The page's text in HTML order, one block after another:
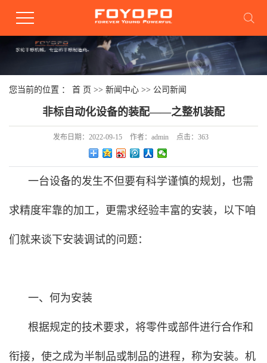
您当前的位置 ： 首 页 >> 新闻中心 >> 公司新闻
非标自动化设备的装配——之整机装配
发布日期： 2022-09-15 作者： admin 点击： 363
一台设备的发生不但要有科学谨慎的规划，也需
求精度牢靠的加工，更需求经验丰富的安装，以下咱
们就来谈下安装调试的问题：
一、何为安装
根据规定的技术要求，将零件或部件进行合作和
衔接，使之成为半制品或制品的进程，称为安装。机